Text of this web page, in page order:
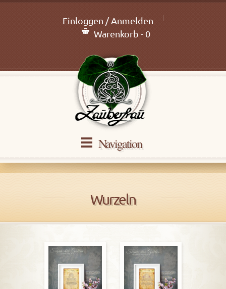
Einloggen / Anmelden
Warenkorb - 0
Navigation
Wurzeln